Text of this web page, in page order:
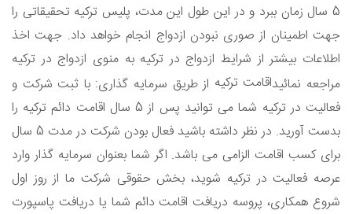
5 سال زمان ببرد و در این طول این مدت، پلیس ترکیه تحقیقاتی را
جهت اطمینان از صوری نبودن ازدواج انجام خواهد داد. جهت اخذ
اطلاعات بیشتر از شرایط ازدواج در ترکیه به منوی ازدواج در ترکیه
مراجعه نمائیداقامت ترکیه از طریق سرمایه گذاری: با ثبت شرکت و
فعالیت در ترکیه شما می توانید پس از 5 سال اقامت دائم ترکیه را
بدست آورید. در نظر داشته باشید فعال بودن شرکت در مدت 5 سال
برای کسب اقامت الزامی می باشد. اگر شما بعنوان سرمایه گذار وارد
عرصه فعالیت در ترکیه شوید، بخش حقوقی شرکت ما از روز اول
شروع همکاری، پروسه دریافت اقامت دائم شما یا دریافت پاسپورت